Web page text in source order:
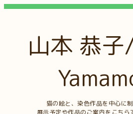
山本 恭
猫の絵と、染色作品を中心に
展示予定や作品のご案内をこちら